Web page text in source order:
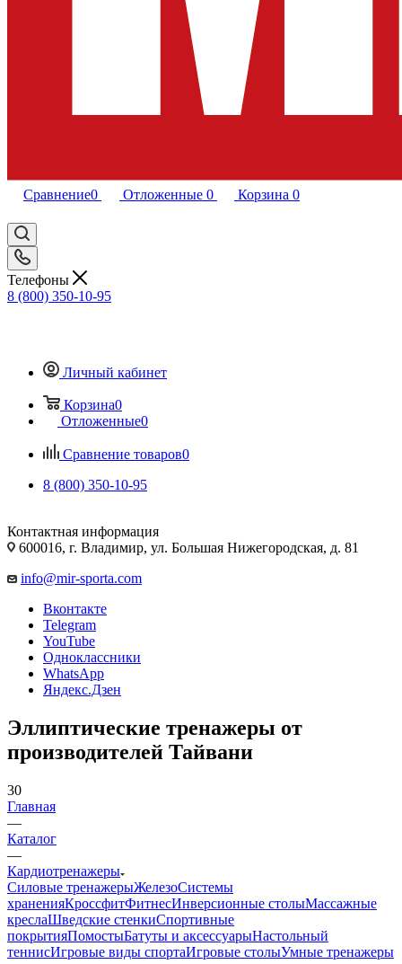
Сравнение0 Отложенные 0 Корзина 0
Телефоны
8 (800) 350-10-95
Личный кабинет
Корзина0
Отложенные0
Сравнение товаров0
8 (800) 350-10-95
Контактная информация
600016, г. Владимир, ул. Большая Нижегородская, д. 81
info@mir-sporta.com
Вконтакте
Telegram
YouTube
Одноклассники
WhatsApp
Яндекс.Дзен
Эллиптические тренажеры от
производителей Тайвани
30
Главная
—
Каталог
—
Кардиотренажеры
Силовые тренажерыЖелезоСистемы
храненияКроссфитФитнесИнверсионные столыМассажные
креслаШведские стенкиСпортивные
покрытияПомостыБатуты и аксессуарыНастольный
теннисИгровые виды спортаИгровые столыУмные тренажеры